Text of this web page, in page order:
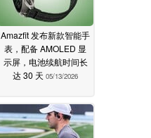
Amazfit 发布新款智能手
表，配备 AMOLED 显
示屏，电池续航时间长
达 30 天 05/13/2026